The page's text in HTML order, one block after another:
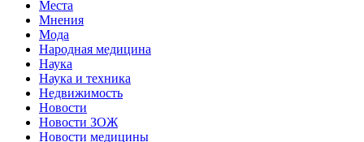
Места
Мнения
Мода
Народная медицина
Наука
Наука и техника
Недвижимость
Новости
Новости ЗОЖ
Новости медицины